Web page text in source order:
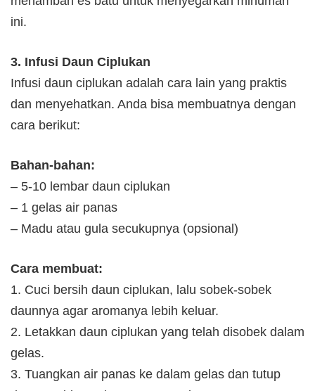
ini.
3. Infusi Daun Ciplukan
Infusi daun ciplukan adalah cara lain yang praktis
dan menyehatkan. Anda bisa membuatnya dengan
cara berikut:
Bahan-bahan:
– 5-10 lembar daun ciplukan
– 1 gelas air panas
– Madu atau gula secukupnya (opsional)
Cara membuat:
1. Cuci bersih daun ciplukan, lalu sobek-sobek
daunnya agar aromanya lebih keluar.
2. Letakkan daun ciplukan yang telah disobek dalam
gelas.
3. Tuangkan air panas ke dalam gelas dan tutup